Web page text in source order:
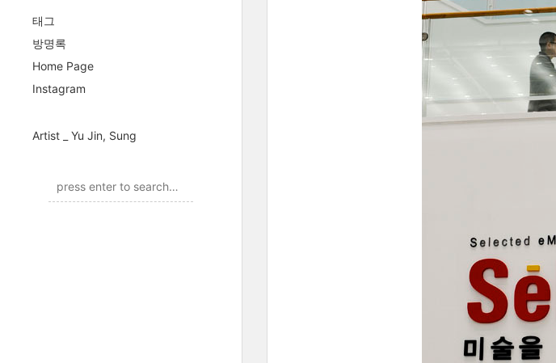
태그
방명록
Home Page
Instagram
Artist _ Yu Jin, Sung